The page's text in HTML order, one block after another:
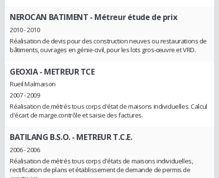
NEROCAN BATIMENT - Métreur étude de prix
2010 - 2010
Réalisation de devis pour des construction neuves ou restaurations de
bâtiments, ouvrages en génie-civil, pour les lots gros-œuvre et VRD.
GEOXIA- METREUR TCE
Rueil Malmaison
2007 - 2009
Réalisation de métrés tous corps d'état de maisons individuelles. Calcul
d'écart de marge.contrôle et saisie des factures.
BATILANG B.S.O.- METREUR T.C.E.
2006 - 2006
Réalisation de métrés tous corps d'états de maisons individuelles,
rectification de plans et établissement de demande de permis de